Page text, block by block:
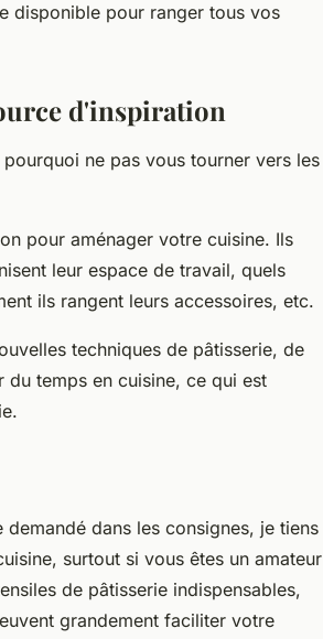
disponible pour ranger tous vos
d'inspiration
ne pas vous tourner vers les
pour aménager votre cuisine. Ils
leur espace de travail, quels
ils rangent leurs accessoires, etc.
techniques de pâtisserie, de
du temps en cuisine, ce qui est
dans les consignes, je tiens
surtout si vous êtes un amateur
de pâtisserie indispensables,
grandement faciliter votre